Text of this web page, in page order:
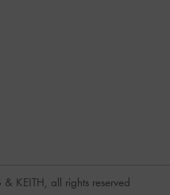
KEITH, all rights reserved